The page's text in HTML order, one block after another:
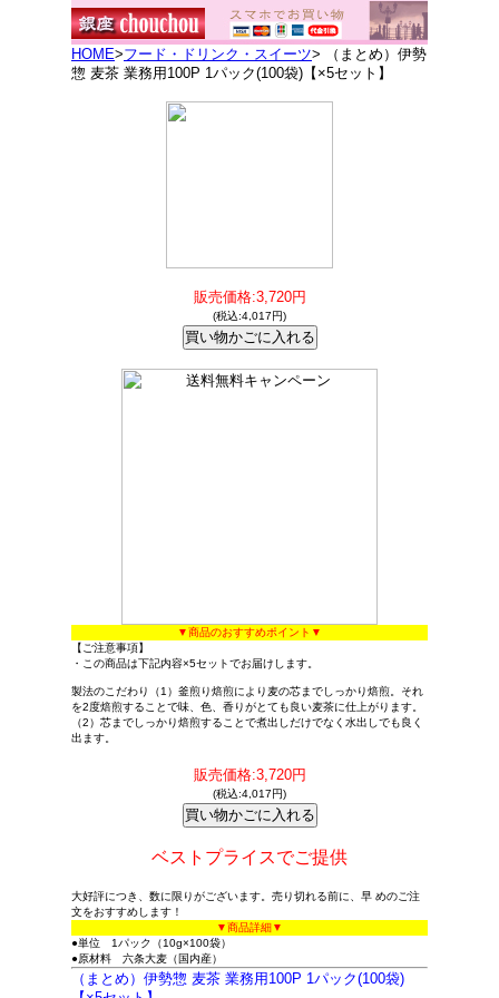
HOME>フード・ドリンク・スイーツ> （まとめ）伊勢
惣 麦茶 業務用100P 1パック(100袋)【×5セット】
販売価格:3,720円
(税込:4,017円)
▼商品のおすすめポイント▼
【ご注意事項】
・この商品は下記内容×5セットでお届けします。
製法のこだわり（1）釜煎り焙煎により麦の芯までしっかり焙煎。それ
を2度焙煎することで味、色、香りがとても良い麦茶に仕上がります。
（2）芯までしっかり焙煎することで煮出しだけでなく水出しでも良く
出ます。
販売価格:3,720円
(税込:4,017円)
ベストプライスでご提供
大好評につき、数に限りがございます。売り切れる前に、早 めのご注
文をおすすめします！
▼商品詳細▼
●単位 1パック（10g×100袋）
●原材料 六条大麦（国内産）
（まとめ）伊勢惣 麦茶 業務用100P 1パック(100袋)